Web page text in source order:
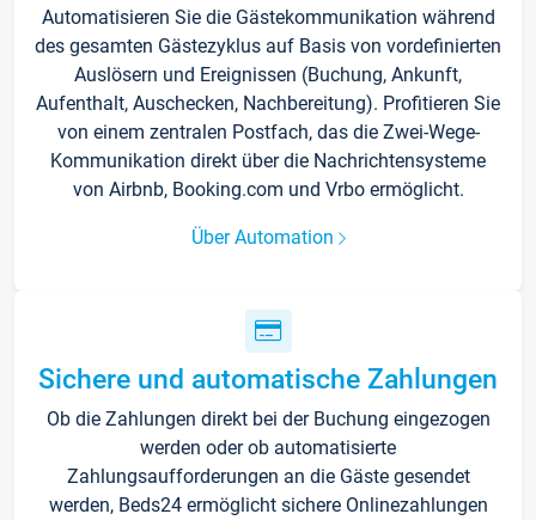
Automatisieren Sie die Gästekommunikation während
des gesamten Gästezyklus auf Basis von vordefinierten
Auslösern und Ereignissen (Buchung, Ankunft,
Aufenthalt, Auschecken, Nachbereitung). Profitieren Sie
von einem zentralen Postfach, das die Zwei-Wege-
Kommunikation direkt über die Nachrichtensysteme
von Airbnb, Booking.com und Vrbo ermöglicht.
Über Automation
Sichere und automatische Zahlungen
Ob die Zahlungen direkt bei der Buchung eingezogen
werden oder ob automatisierte
Zahlungsaufforderungen an die Gäste gesendet
werden, Beds24 ermöglicht sichere Onlinezahlungen